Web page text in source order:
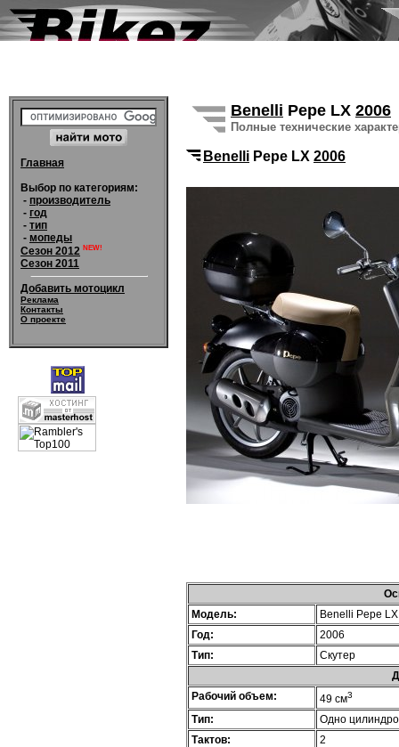
Главная
Выбор по категориям:
- производитель
- год
- тип
- мопеды
Сезон 2012 NEW!
Сезон 2011
Добавить мотоцикл
Реклама
Контакты
О проекте
Benelli Pepe LX 2006
Полные технические
Benelli Pepe LX 2006
Модель:
Benelli Pepe LX
Год:
2006
Тип:
Скутер
Рабочий объем:
49 см3
Тип:
Одно
Тактов:
2